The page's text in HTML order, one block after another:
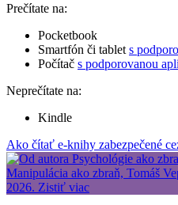
Prečítate na:
Pocketbook
Smartfón či tablet s
Počítač s podporovanou
Neprečítate na:
Kindle
Ako čítať e-knihy zabezpečené